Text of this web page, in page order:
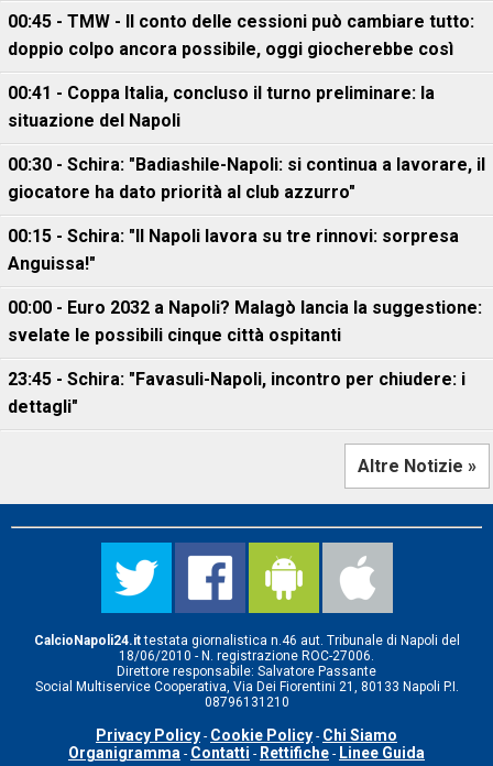
00:45 - TMW - Il conto delle cessioni può cambiare tutto:
doppio colpo ancora possibile, oggi giocherebbe così
00:41 - Coppa Italia, concluso il turno preliminare: la
situazione del Napoli
00:30 - Schira: "Badiashile-Napoli: si continua a lavorare, il
giocatore ha dato priorità al club azzurro"
00:15 - Schira: "Il Napoli lavora su tre rinnovi: sorpresa
Anguissa!"
00:00 - Euro 2032 a Napoli? Malagò lancia la suggestione:
svelate le possibili cinque città ospitanti
23:45 - Schira: "Favasuli-Napoli, incontro per chiudere: i
dettagli"
Altre Notizie »
CalcioNapoli24.ittestata giornalistica n.46 aut. Tribunale di Napoli del
18/06/2010 - N. registrazione ROC-27006.
Direttore responsabile: Salvatore Passante
Social Multiservice Cooperativa, Via Dei Fiorentini 21, 80133 Napoli P.I.
08796131210
Privacy Policy - Cookie Policy - Chi Siamo
Organigramma - Contatti - Rettifiche - Linee Guida